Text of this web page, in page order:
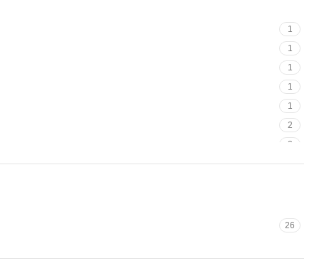
2
1
5
5
4
2
4
1
1
1
1
1
2
2
3
26